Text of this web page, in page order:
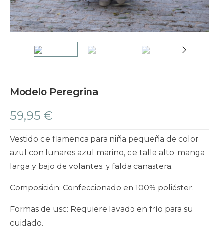
Modelo Peregrina
59,95 €
Vestido de flamenca para niña pequeña de color
azul con lunares azul marino, de talle alto, manga
larga y bajo de volantes. y falda canastera.
Composición: Confeccionado en 100% poliéster.
Formas de uso: Requiere lavado en frío para su
cuidado.